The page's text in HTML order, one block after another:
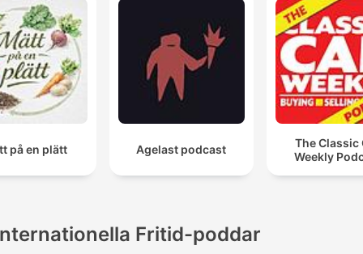
på en plätt Agelast podcast
The Classic
Weekly
Fritid-poddar